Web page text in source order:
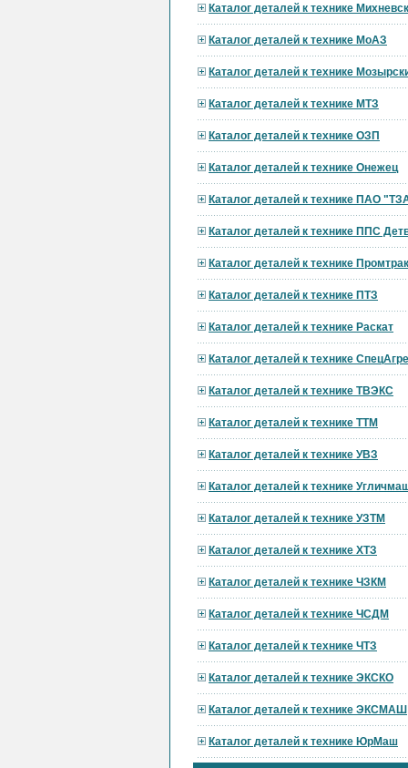
Каталог деталей к технике
Каталог деталей к технике МоАЗ
Каталог деталей к технике
Каталог деталей к технике МТЗ
Каталог деталей к технике ОЗП
Каталог деталей к технике Онежец
Каталог деталей к технике ПАО
Каталог деталей к технике ППС
Каталог деталей к технике
Каталог деталей к технике ПТЗ
Каталог деталей к технике Раскат
Каталог деталей к технике
Каталог деталей к технике ТВЭКС
Каталог деталей к технике ТТМ
Каталог деталей к технике УВЗ
Каталог деталей к технике
Каталог деталей к технике УЗТМ
Каталог деталей к технике ХТЗ
Каталог деталей к технике ЧЗКМ
Каталог деталей к технике ЧСДМ
Каталог деталей к технике ЧТЗ
Каталог деталей к технике ЭКСКО
Каталог деталей к технике ЭКСМАШ
Каталог деталей к технике ЮрМаш